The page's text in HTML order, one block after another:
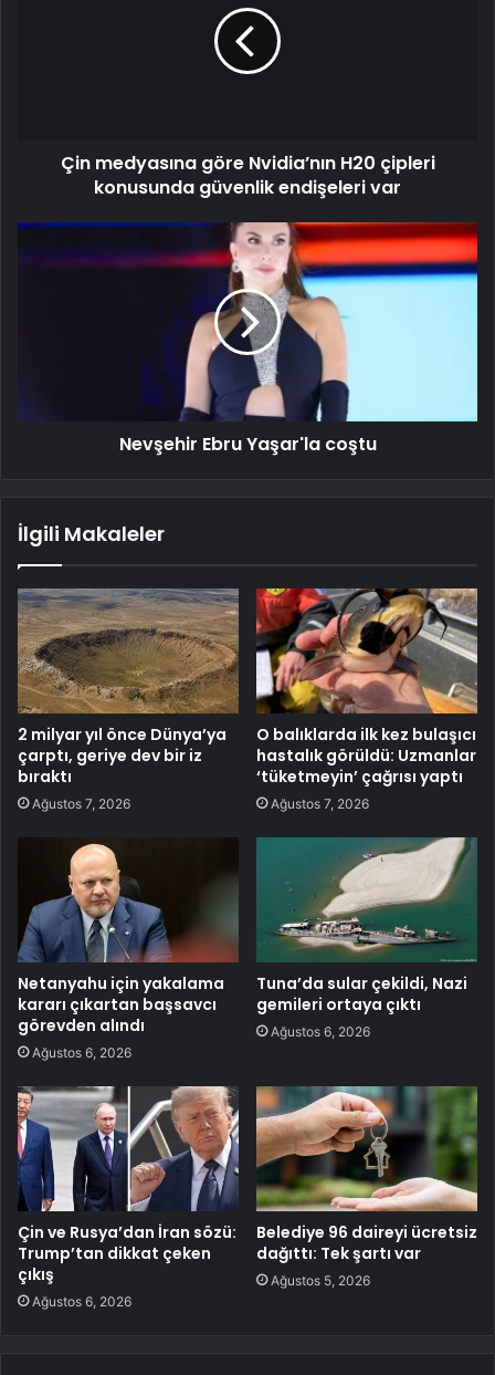
Çin medyasına göre Nvidia’nın H20 çipleri
konusunda güvenlik endişeleri var
Nevşehir Ebru Yaşar'la coştu
İlgili Makaleler
2 milyar yıl önce Dünya’ya
çarptı, geriye dev bir iz
bıraktı
Ağustos 7, 2026
O balıklarda ilk kez bulaşıcı
hastalık görüldü: Uzmanlar
‘tüketmeyin’ çağrısı yaptı
Ağustos 7, 2026
Netanyahu için yakalama
kararı çıkartan başsavcı
görevden alındı
Ağustos 6, 2026
Tuna’da sular çekildi, Nazi
gemileri ortaya çıktı
Ağustos 6, 2026
Çin ve Rusya’dan İran sözü:
Trump’tan dikkat çeken
çıkış
Ağustos 6, 2026
Belediye 96 daireyi ücretsiz
dağıttı: Tek şartı var
Ağustos 5, 2026